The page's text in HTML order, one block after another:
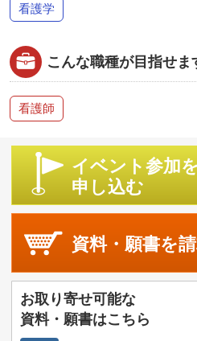
看護学
こんな職種が目指せま
看護師
イベント参加を
申し込む
資料・願書を
お取り寄せ可能な
資料・願書はこちら